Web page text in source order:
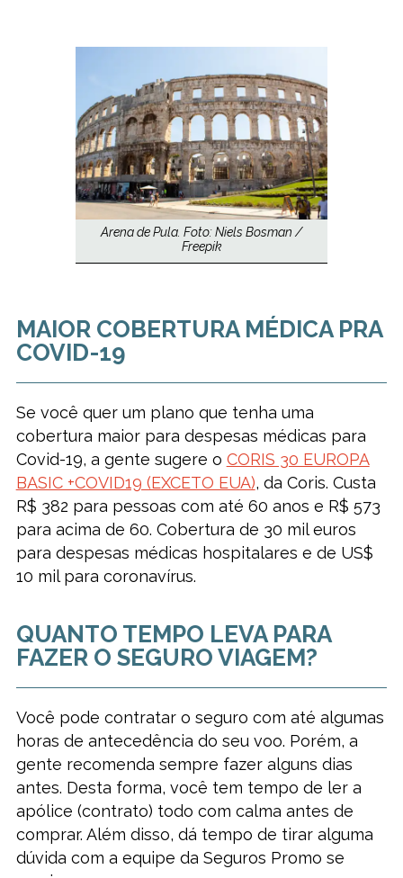
Arena de Pula. Foto: Niels Bosman /
Freepik
MAIOR COBERTURA MÉDICA PRA
COVID-19
Se você quer um plano que tenha uma
cobertura maior para despesas médicas para
Covid-19, a gente sugere o CORIS 30 EUROPA
BASIC +COVID19 (EXCETO EUA), da Coris. Custa
R$ 382 para pessoas com até 60 anos e R$ 573
para acima de 60. Cobertura de 30 mil euros
para despesas médicas hospitalares e de US$
10 mil para coronavírus.
QUANTO TEMPO LEVA PARA
FAZER O SEGURO VIAGEM?
Você pode contratar o seguro com até algumas
horas de antecedência do seu voo. Porém, a
gente recomenda sempre fazer alguns dias
antes. Desta forma, você tem tempo de ler a
apólice (contrato) todo com calma antes de
comprar. Além disso, dá tempo de tirar alguma
dúvida com a equipe da Seguros Promo se